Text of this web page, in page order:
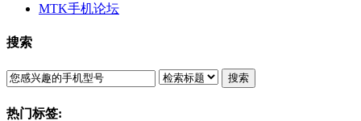
MTK手机论坛
搜索
搜索
热门标签: